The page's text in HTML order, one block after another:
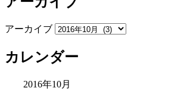
アーカイブ
カレンダー
2016年10月